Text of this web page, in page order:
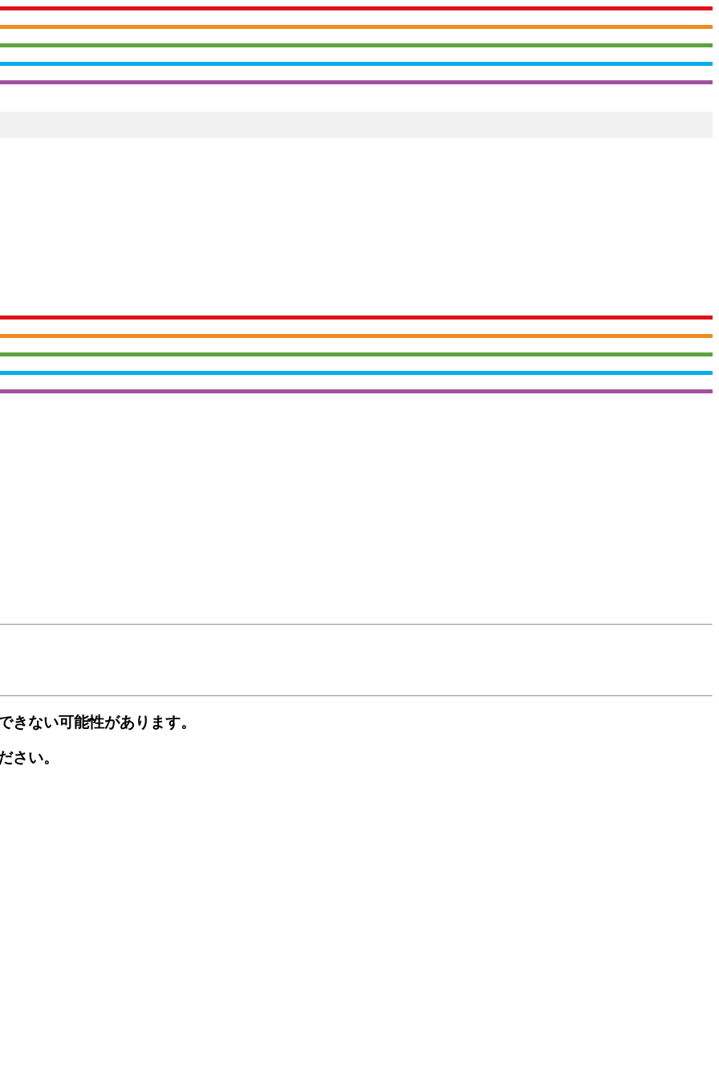
きない可能性があります。
さい。